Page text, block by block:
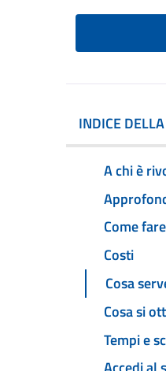
INDICE
A chi è
Come fare
Costi
Cosa
Cosa si
Tempi e